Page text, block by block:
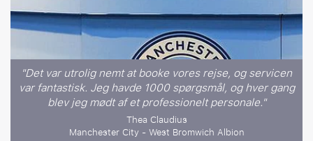
"Det var utrolig nemt at booke vores rejse, og servicen
var fantastisk. Jeg havde 1000 spørgsmål, og hver gang
blev jeg mødt af et professionelt personale."
Thea Claudius
Manchester City - West Bromwich Albion